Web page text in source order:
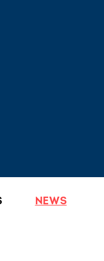
NEWS